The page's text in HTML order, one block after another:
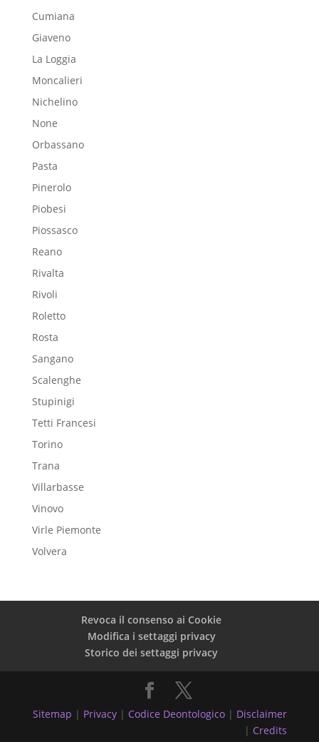
Cumiana
Giaveno
La Loggia
Moncalieri
Nichelino
None
Orbassano
Pasta
Pinerolo
Piobesi
Piossasco
Reano
Rivalta
Rivoli
Roletto
Rosta
Sangano
Scalenghe
Stupinigi
Tetti Francesi
Torino
Trana
Villarbasse
Vinovo
Virle Piemonte
Volvera
Revoca il consenso ai Cookie
Modifica i settaggi privacy
Storico dei settaggi privacy
Sitemap | Privacy | Codice Deontologico | Disclaimer
| Credits